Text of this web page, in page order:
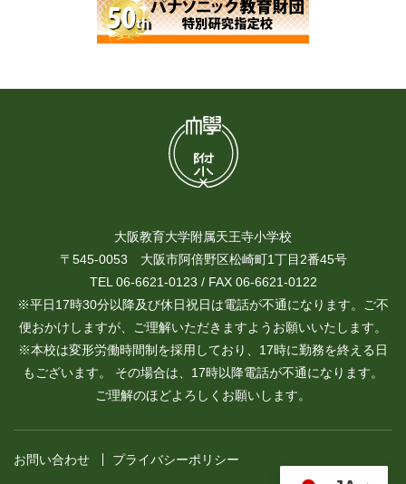
大阪教育大学附属天王寺小学校
〒545-0053 大阪市阿倍野区松崎町1丁目2番45号
TEL 06-6621-0123 / FAX 06-6621-0122
※平日17時30分以降及び休日祝日は電話が不通になります。ご不
便おかけしますが、ご理解いただきますようお願いいたします。
※本校は変形労働時間制を採用しており、17時に勤務を終える日
もございます。 その場合は、17時以降電話が不通になります。
ご理解のほどよろしくお願いします。
お問い合わせ プライバシーポリシー